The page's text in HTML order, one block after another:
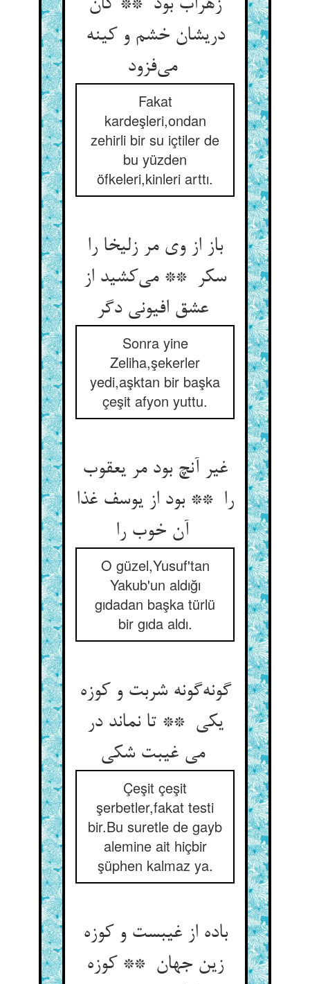
زهراب بود ** کان
دریشان خشم و کینه
می‌فزود
Fakat
kardeşleri,ondan
zehirli bir su içtiler de
bu yüzden
öfkeleri,kinleri arttı.
باز از وی مر زلیخا را
سکر ** می‌کشید از
عشق افیونی دگر
Sonra yine
Zeliha,şekerler
yedi,aşktan bir başka
çeşit afyon yuttu.
غیر آنچ بود مر یعقوب
را ** بود از یوسف غذا
O güzel,Yusuf'tan
Yakub'un aldığı
gıdadan başka türlü
bir gıda aldı.
گونه‌گونه شربت و کوزه
یکی ** تا نماند در
می غیبت شکی
Çeşit çeşit
şerbetler,fakat testi
bir.Bu suretle de gayb
alemine ait hiçbir
şüphen kalmaz ya.
باده از غیبست و کوزه
زین جهان ** کوزه